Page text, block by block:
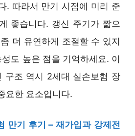
. 따라서 만기 시점에 미리 준
좋습니다. 갱신 주기가 짧으
더 유연하게 조절할 수 있지
도 높은 점을 기억하세요. 이
구조 역시 2세대 실손보험 장
요한 요소입니다.
만기 후기 – 재가입과 강제전